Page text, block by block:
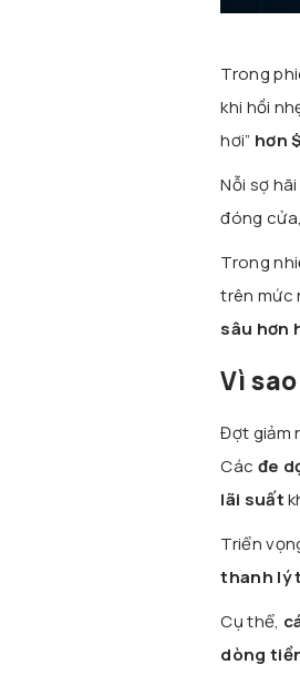
Trong
khi hồi
hơi” hơn
Nỗi sợ
đóng
Trong
trên mức
sâu hơn
Vì
Đợt giảm
Các đe
lãi suất
Triển
thanh lý
Cụ thể,
dòng